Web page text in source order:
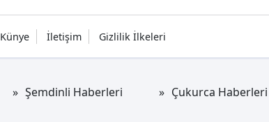
Künye İletişim Gizlilik İlkeleri
Şemdinli Haberleri Çukurca Haberleri